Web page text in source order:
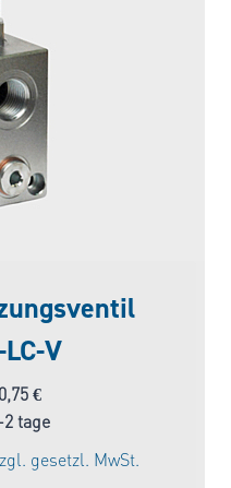
V
€
€Aktueller
Preis
2 tage
gesetzl. MwSt.